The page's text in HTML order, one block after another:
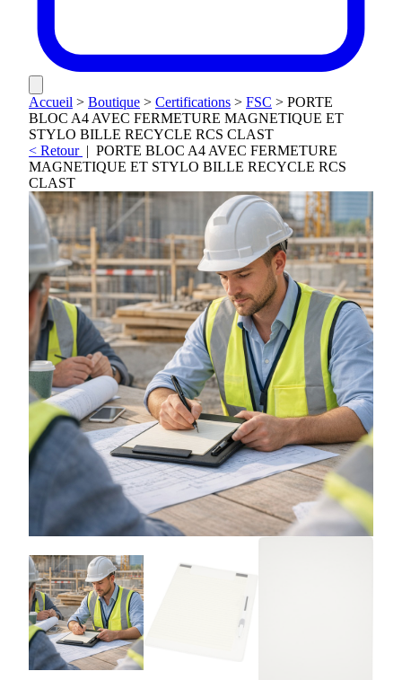
Accueil > Boutique > Certifications > FSC > PORTE
BLOC A4 AVEC FERMETURE MAGNETIQUE ET
STYLO BILLE RECYCLE RCS CLAST
< Retour | PORTE BLOC A4 AVEC FERMETURE
MAGNETIQUE ET STYLO BILLE RECYCLE RCS
CLAST